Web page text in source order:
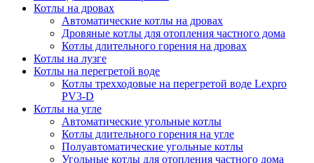
Котлы на дровах
Автоматические котлы на дровах
Дровяные котлы для отопления частного дома
Котлы длительного горения на дровах
Котлы на лузге
Котлы на перегретой воде
Котлы трехходовые на перегретой воде Lexpro
PV3-D
Котлы на угле
Автоматические угольные котлы
Котлы длительного горения на угле
Полуавтоматические угольные котлы
Угольные котлы для отопления частного дома